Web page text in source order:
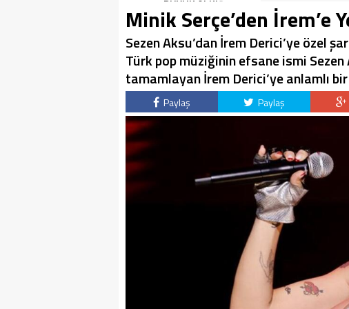
BÜYÜK ALKIŞ
Minik Serçe’den İrem’e
Sezen Aksu’dan İrem Derici’ye özel
Türk pop müziğinin efsane ismi Sezen
tamamlayan İrem Derici’ye anlamlı
Paylaş Paylaş